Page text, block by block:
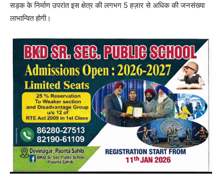
सड़क के निर्माण उपरांत इस क्षेत्र की लगभग 5 हज़ार से अधिक की जनसंख्या
लाभान्वित होगी।